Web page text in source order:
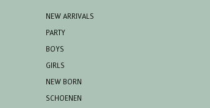
NEW ARRIVALS
PARTY
BOYS
GIRLS
NEW BORN
SCHOENEN